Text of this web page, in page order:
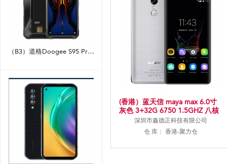
（B3）道格Doogee S95 Pro 6.3寸 黑色 8+128G MT6779V（Helio P90） 2.0GHZ 八核标配
(香港）蓝天信 maya max 6.0寸
灰色 3+32G 6750 1.5GHZ 八核
深圳市鑫德正科技有限公司
仓 库： 香港-聚力仓